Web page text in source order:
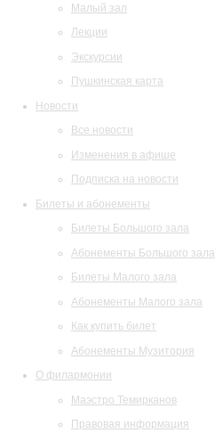
Малый зал
Лекции
Экскурсии
Пушкинская карта
Новости
Все новости
Изменения в афише
Подписка на новости
Билеты и абонементы
Билеты Большого зала
Абонементы Большого зала
Билеты Малого зала
Абонементы Малого зала
Как купить билет
Абонементы Музитория
О филармонии
Маэстро Темирканов
Правовая информация